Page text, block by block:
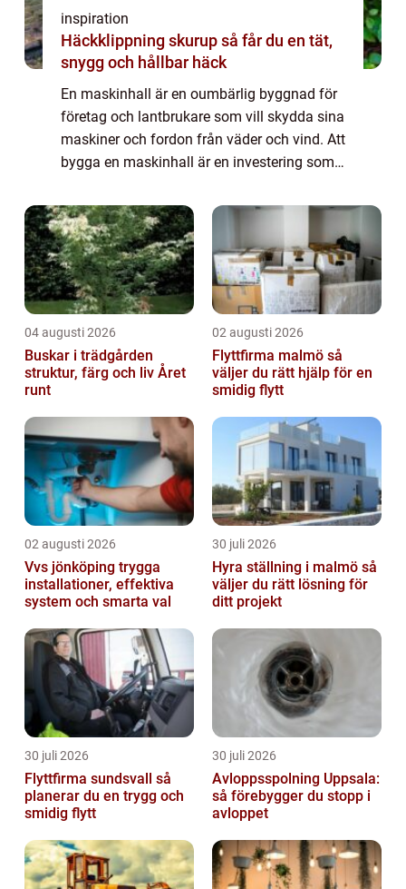
inspiration
Häckklippning skurup så får du en tät,
snygg och hållbar häck
En maskinhall är en oumbärlig byggnad för
företag och lantbrukare som vill skydda sina
maskiner och fordon från väder och vind. Att
bygga en maskinhall är en investering som
04 augusti 2026
Buskar i trädgården
struktur, färg och liv Året
runt
02 augusti 2026
Flyttfirma malmö så
väljer du rätt hjälp för en
smidig flytt
02 augusti 2026
Vvs jönköping trygga
installationer, effektiva
system och smarta val
30 juli 2026
Hyra ställning i malmö så
väljer du rätt lösning för
ditt projekt
30 juli 2026
Flyttfirma sundsvall så
planerar du en trygg och
smidig flytt
30 juli 2026
Avloppsspolning Uppsala:
så förebygger du stopp i
avloppet